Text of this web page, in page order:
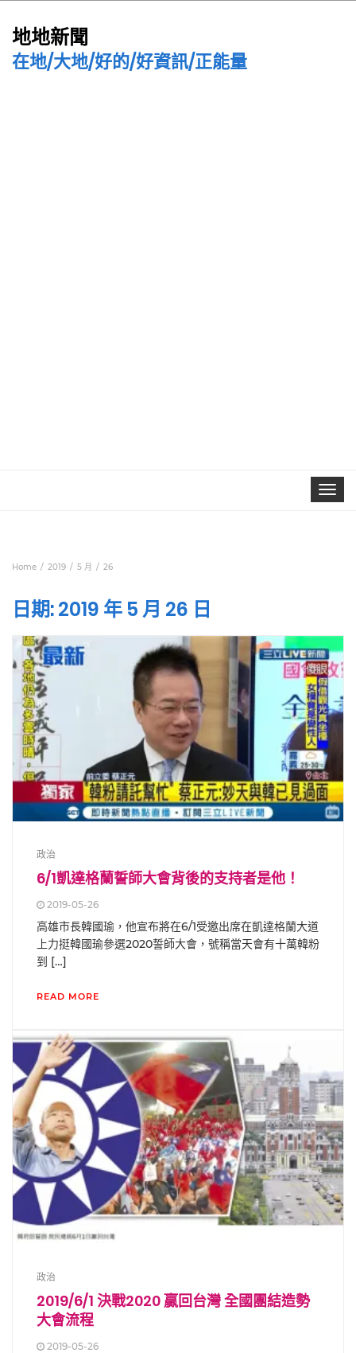
地地新聞
在地/大地/好的/好資訊/正能量
Toggle
Home 2019 5 月 26
日期:2019 年 5 月 26 日
政治
6/1凱達格蘭誓師大會背後的支持者是他！
2019-05-26
高雄市長韓國瑜，他宣布將在6/1受邀出席在凱達格蘭大道
上力挺韓國瑜參選2020誓師大會，號稱當天會有十萬韓粉
到 […]
READ MORE
政治
2019/6/1 決戰2020 贏回台灣 全國團結造勢
大會流程
2019-05-26